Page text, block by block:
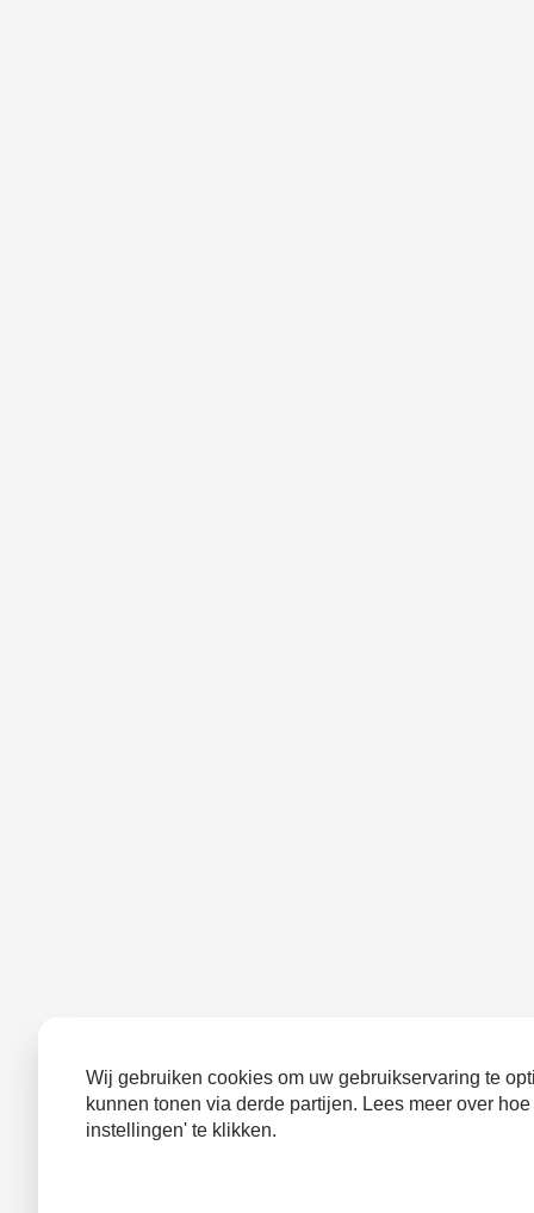
Wij gebruiken cookies om uw gebruikservaring te
kunnen tonen via derde partijen. Lees meer over
instellingen' te klikken.